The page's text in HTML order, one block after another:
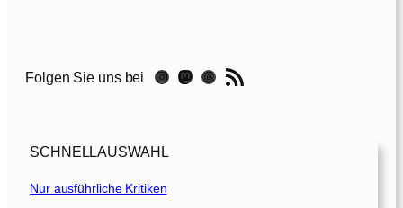
z
N
u
Folgen Sie uns bei Instagram Mastodon Threads RSS-Feed
SCHNELLAUSWAHL
Nur ausführliche Kritiken